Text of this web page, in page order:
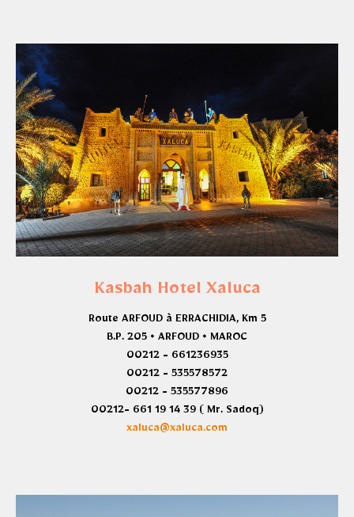
Kasbah Hotel Xaluca
Route ARFOUD à ERRACHIDIA, Km 5
B.P. 205 • ARFOUD • MAROC
00212 - 661236935
00212 - 535578572
00212 - 535577896
00212- 661 19 14 39 ( Mr. Sadoq)
xaluca@xaluca.com